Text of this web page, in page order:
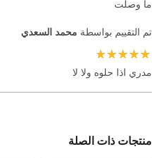
ما وصلت
تم التقييم بواسطة محمد السعدي
مدري اذا حلوه ولا لا
منتجات ذات الصلة